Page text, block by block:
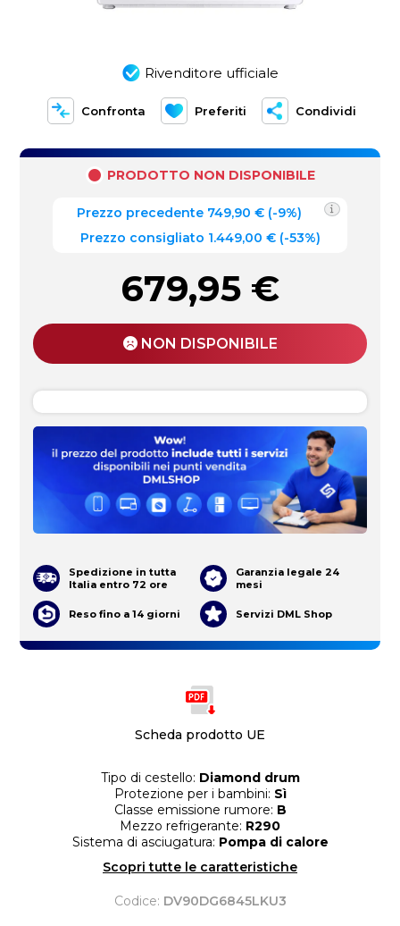
Scheda prodotto UE
Rivenditore ufficiale
Confronta Preferiti Condividi
Tipo di cestello: Diamond drum
Protezione per i bambini: Sì
Classe emissione rumore: B
Mezzo refrigerante: R290
Sistema di asciugatura: Pompa di calore
Scopri tutte le caratteristiche
Codice: DV90DG6845LKU3
PRODOTTO NON DISPONIBILE
Prezzo precedente 749,90 € (-9%)
Prezzo consigliato 1.449,00 € (-53%)
679,95 €
NON DISPONIBILE
Spedizione in tutta
Italia entro 72 ore
Garanzia legale 24
mesi
Reso fino a 14 giorni Servizi DML Shop